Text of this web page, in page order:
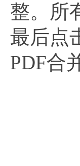
整。所
最后点
PDF合